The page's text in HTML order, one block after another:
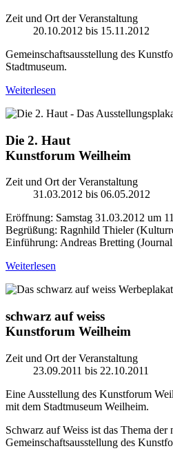
Zeit und Ort der Veranstaltung
20.10.2012 bis 15.11.2012
Gemeinschaftsausstellung des
Stadtmuseum.
Weiterlesen
Die 2. Haut
Kunstforum Weilheim
Zeit und Ort der Veranstaltung
31.03.2012 bis 06.05.2012
Eröffnung: Samstag 31.03.2012 um
Begrüßung: Ragnhild Thieler
Einführung: Andreas Bretting
Weiterlesen
schwarz auf weiss
Kunstforum Weilheim
Zeit und Ort der Veranstaltung
23.09.2011 bis 22.10.2011
Eine Ausstellung des Kunstforum
mit dem Stadtmuseum Weilheim.
Schwarz auf Weiss ist das Thema der
Gemeinschaftsausstellung des